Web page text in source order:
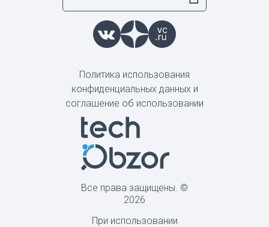
Все права защищены. ©
2026
При использовании
Политика использования
конфиденциальных данных и
соглашение об использовании